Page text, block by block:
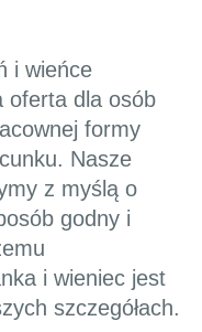
i wieńce
oferta dla osób
formy
Nasze
z myślą o
godny i
i wieniec jest
szczegółach.